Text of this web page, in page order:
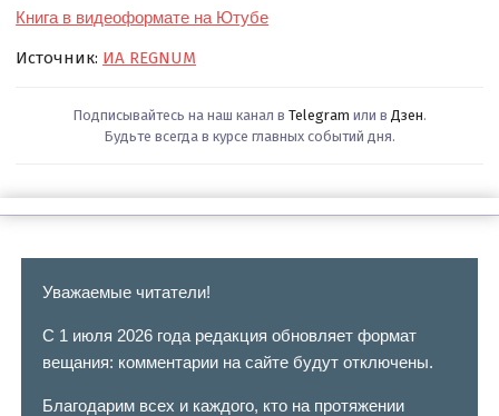
Книга в видеоформате на Ютубе
Источник: ИА REGNUM
Подписывайтесь на наш канал в Telegram или в Дзен.
Будьте всегда в курсе главных событий дня.
Уважаемые читатели!
С 1 июля 2026 года редакция обновляет формат
вещания: комментарии на сайте будут отключены.
Благодарим всех и каждого, кто на протяжении